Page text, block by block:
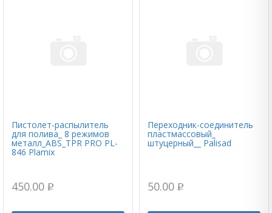
Пистолет-распылитель
для полива_ 8 режимов
металл_ABS_TPR PRO PL-
846 Plamix
450.00 p
Переходник-соединитель
пластмассовый_
штуцерный__ Palisad
50.00 p